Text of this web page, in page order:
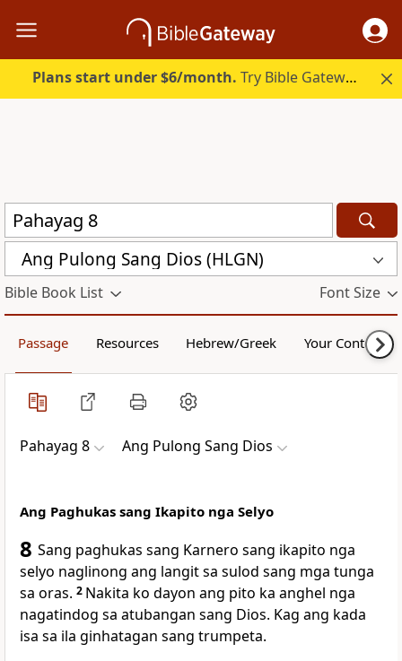
Plans start under $6/month. Try Bible Gateway Plus.
Ang Pulong Sang Dios (HLGN)
Bible Book List Font Size
Passage Resources Hebrew/Greek Your Content
Pahayag 8 Ang Pulong Sang Dios
Ang Paghukas sang Ikapito nga Selyo
8 Sang paghukas sang Karnero sang ikapito nga
selyo naglinong ang langit sa sulod sang mga tunga
sa oras. 2 Nakita ko dayon ang pito ka anghel nga
nagatindog sa atubangan sang Dios. Kag ang kada
isa sa ila ginhatagan sang trumpeta.